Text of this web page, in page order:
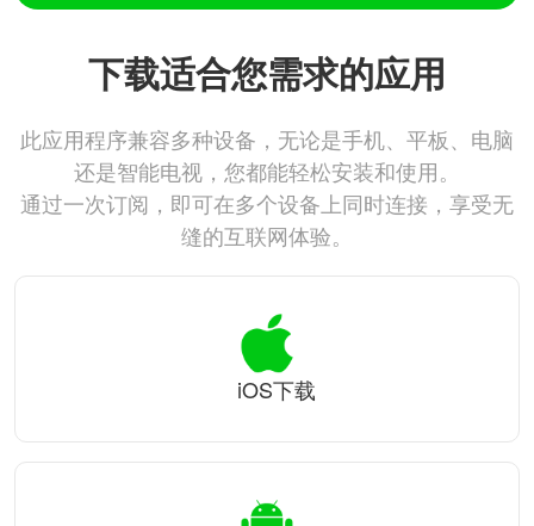
下载适合您需求的应用
此应用程序兼容多种设备，无论是手机、平板、电脑
还是智能电视，您都能轻松安装和使用。
通过一次订阅，即可在多个设备上同时连接，享受无
缝的互联网体验。
iOS下载